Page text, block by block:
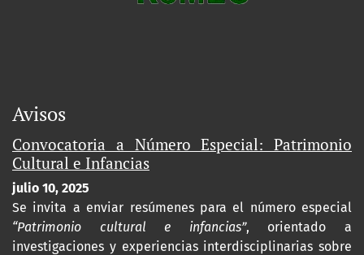
Avisos
Convocatoria a Número Especial: Patrimonio
Cultural e Infancias
julio 10, 2025
Se invita a enviar resúmenes para el número especial
“Patrimonio cultural e infancias”, orientado a
investigaciones y experiencias interdisciplinarias sobre